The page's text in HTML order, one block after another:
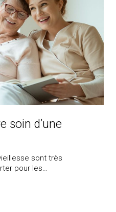
soin d’une
sont très
pour les…